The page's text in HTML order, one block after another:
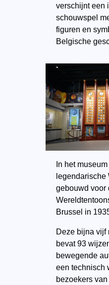
verschijnt een
schouwspel
figuren en
Belgische
In het
legendarische
gebouwd voor
Brussel in
Deze bijna vijf
bevat 93
bewegende
een technisch
bezoekers